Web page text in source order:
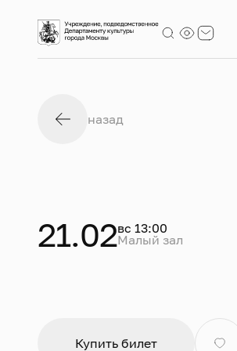
назад
21.02вс 13:00
Малый зал
Купить билет